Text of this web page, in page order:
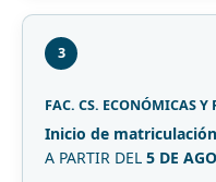
3
FAC. CS. ECONÓMICAS Y
Inicio de
A PARTIR DEL 5 DE